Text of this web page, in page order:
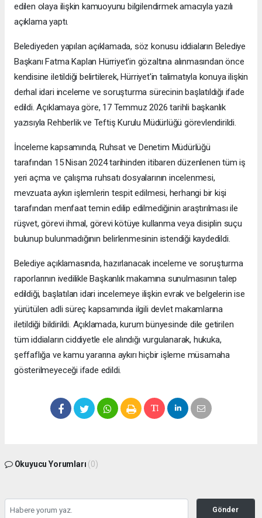
edilen olaya ilişkin kamuoyunu bilgilendirmek amacıyla yazılı
açıklama yaptı.
Belediyeden yapılan açıklamada, söz konusu iddiaların Belediye
Başkanı Fatma Kaplan Hürriyet'in gözaltına alınmasından önce
kendisine iletildiği belirtilerek, Hürriyet'in talimatıyla konuya ilişkin
derhal idari inceleme ve soruşturma sürecinin başlatıldığı ifade
edildi. Açıklamaya göre, 17 Temmuz 2026 tarihli başkanlık
yazısıyla Rehberlik ve Teftiş Kurulu Müdürlüğü görevlendirildi.
İnceleme kapsamında, Ruhsat ve Denetim Müdürlüğü
tarafından 15 Nisan 2024 tarihinden itibaren düzenlenen tüm iş
yeri açma ve çalışma ruhsatı dosyalarının incelenmesi,
mevzuata aykırı işlemlerin tespit edilmesi, herhangi bir kişi
tarafından menfaat temin edilip edilmediğinin araştırılması ile
rüşvet, görevi ihmal, görevi kötüye kullanma veya disiplin suçu
bulunup bulunmadığının belirlenmesinin istendiği kaydedildi.
Belediye açıklamasında, hazırlanacak inceleme ve soruşturma
raporlarının ivedilikle Başkanlık makamına sunulmasının talep
edildiği, başlatılan idari incelemeye ilişkin evrak ve belgelerin ise
yürütülen adli süreç kapsamında ilgili devlet makamlarına
iletildiği bildirildi. Açıklamada, kurum bünyesinde dile getirilen
tüm iddiaların ciddiyetle ele alındığı vurgulanarak, hukuka,
şeffaflığa ve kamu yararına aykırı hiçbir işleme müsamaha
gösterilmeyeceği ifade edildi.
Okuyucu Yorumları (0)
Gönder